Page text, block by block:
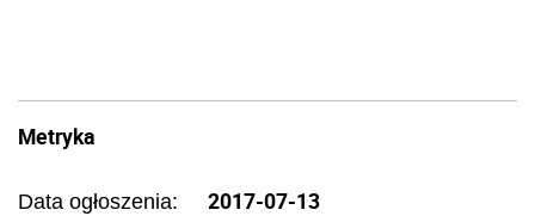
Metryka
Data ogłoszenia: 2017-07-13